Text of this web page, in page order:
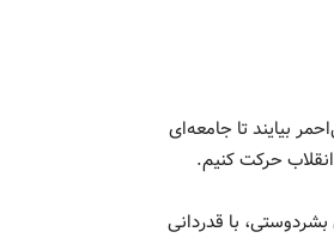
بیایند تا جامعه‌ای
حرکت کنیم.
با قدردانی